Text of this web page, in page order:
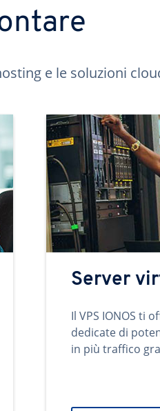
e le soluzioni
Server
Il VPS IONOS ti
dedicate di
in più traffico